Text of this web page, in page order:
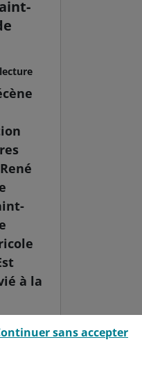
à la
par
bon fonctionnement et de
sans accepter